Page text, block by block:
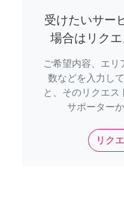
受けたいサー
場合はリク
ご希望内容、エリ
数などを入力し
と、そのリクエス
サポーター
リク